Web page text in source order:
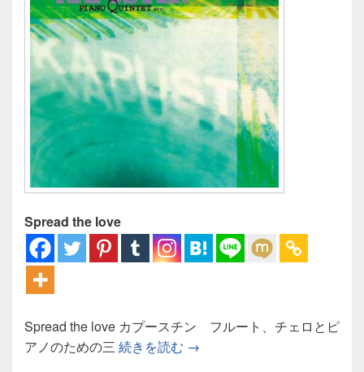
Spread the love
Spread the love カプースチン フルート、チェロとピ
アノのための三 続きを読む カプースチン フルート、チ
→